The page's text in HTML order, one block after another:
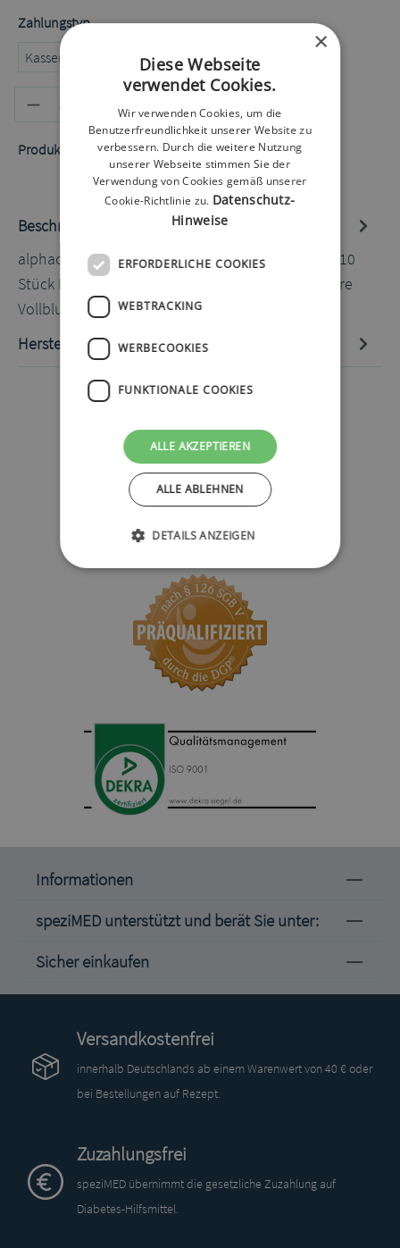
Zahlungstypauswählen
Kassenrezept
Privatrezept Selbstzahler
Produkt Anzahl: Gib den
Produktnummer:50060209.3
Beschreibung
alphacheck KetoSens Blut ß-Ketone Teststreifen 10
Stück Blut-ß-Keton-Teststreifen für frische kapillare
Vollblutproben. Die…Mehr
Hersteller-Informationen
Informationen
speziMED unterstützt und berät Sie unter:
Sicher einkaufen
Versandkostenfrei
innerhalb Deutschlands ab einem Warenwert von 40 € oder
bei Bestellungen auf Rezept.
Zuzahlungsfrei
speziMED übernimmt die gesetzliche Zuzahlung auf
Diabetes-Hilfsmittel.
×
Diese Webseite
verwendet Cookies.
Wir verwenden Cookies, um die
Benutzerfreundlichkeit unserer Website zu
verbessern. Durch die weitere Nutzung
unserer Webseite stimmen Sie der
Verwendung von Cookies gemäß unserer
Cookie-Richtlinie zu. Datenschutz-
Hinweise
ERFORDERLICHE COOKIES
WEBTRACKING
WERBECOOKIES
FUNKTIONALE COOKIES
ALLE AKZEPTIEREN
ALLE ABLEHNEN
DETAILS ANZEIGEN